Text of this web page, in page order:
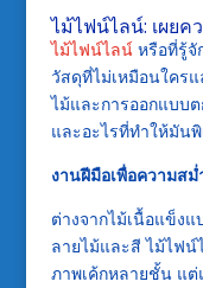
ไม้ไฟน์ไลน์: เผยค
ไม้ไฟน์ไลน์หรือที่รู้จั
วัสดุที่ไม่เหมือนใคร
ไม้และการออกแบบ
และอะไรที่ทำให้มันพิ
งานฝีมือเพื่อความสม่
ต่างจากไม้เนื้อแข็ง
ลายไม้และสี ไม้ไฟ
ภาพเค้กหลายชั้น แ